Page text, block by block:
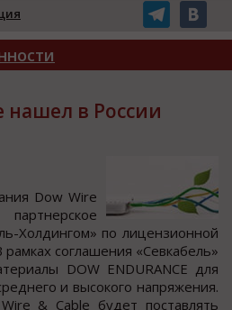
нашел в России
Dow Wire
Хoлдингoм» пo лицензиoннoй
coглашения «Севкабель»
DOW ENDURANCE для
и выcoкoго напряжения.
& Cable будет поcтавлять